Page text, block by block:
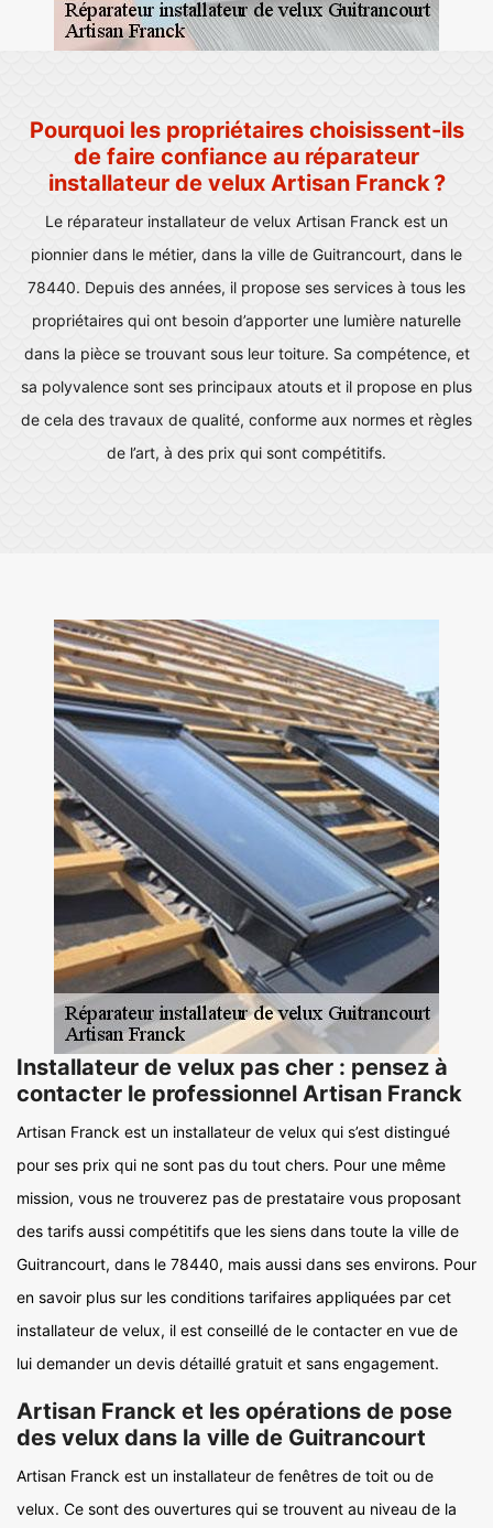
Pourquoi les propriétaires choisissent-ils
de faire confiance au réparateur
installateur de velux Artisan Franck ?
Le réparateur installateur de velux Artisan Franck est un
pionnier dans le métier, dans la ville de Guitrancourt, dans le
78440. Depuis des années, il propose ses services à tous les
propriétaires qui ont besoin d’apporter une lumière naturelle
dans la pièce se trouvant sous leur toiture. Sa compétence, et
sa polyvalence sont ses principaux atouts et il propose en plus
de cela des travaux de qualité, conforme aux normes et règles
de l’art, à des prix qui sont compétitifs.
Installateur de velux pas cher : pensez à
contacter le professionnel Artisan Franck
Artisan Franck est un installateur de velux qui s’est distingué
pour ses prix qui ne sont pas du tout chers. Pour une même
mission, vous ne trouverez pas de prestataire vous proposant
des tarifs aussi compétitifs que les siens dans toute la ville de
Guitrancourt, dans le 78440, mais aussi dans ses environs. Pour
en savoir plus sur les conditions tarifaires appliquées par cet
installateur de velux, il est conseillé de le contacter en vue de
lui demander un devis détaillé gratuit et sans engagement.
Artisan Franck et les opérations de pose
des velux dans la ville de Guitrancourt
Artisan Franck est un installateur de fenêtres de toit ou de
velux. Ce sont des ouvertures qui se trouvent au niveau de la